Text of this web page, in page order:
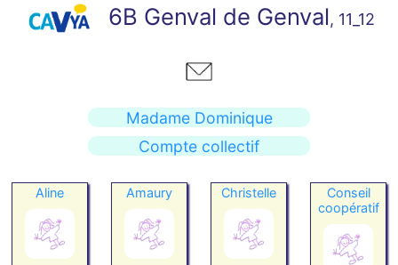
6B Genval de Genval, 11_12
Madame Dominique
Compte collectif
Aline Amaury Christelle
Conseil
coopératif